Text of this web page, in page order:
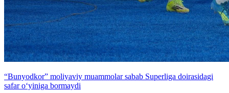
“Bunyodkor” moliyaviy muammolar sabab Superliga doirasidagi
safar o‘yiniga bormaydi